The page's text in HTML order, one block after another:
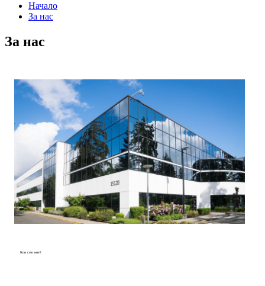
Начало
За нас
За нас
Кои сме ние?